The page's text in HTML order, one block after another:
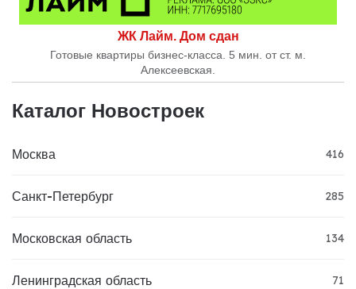
ЖК Лайм. Дом сдан
Готовые квартиры бизнес-класса. 5 мин. от ст. м.
Алексеевская.
Каталог Новостроек
Москва 416
Санкт-Петербург 285
Московская область 134
Ленинградская область 71